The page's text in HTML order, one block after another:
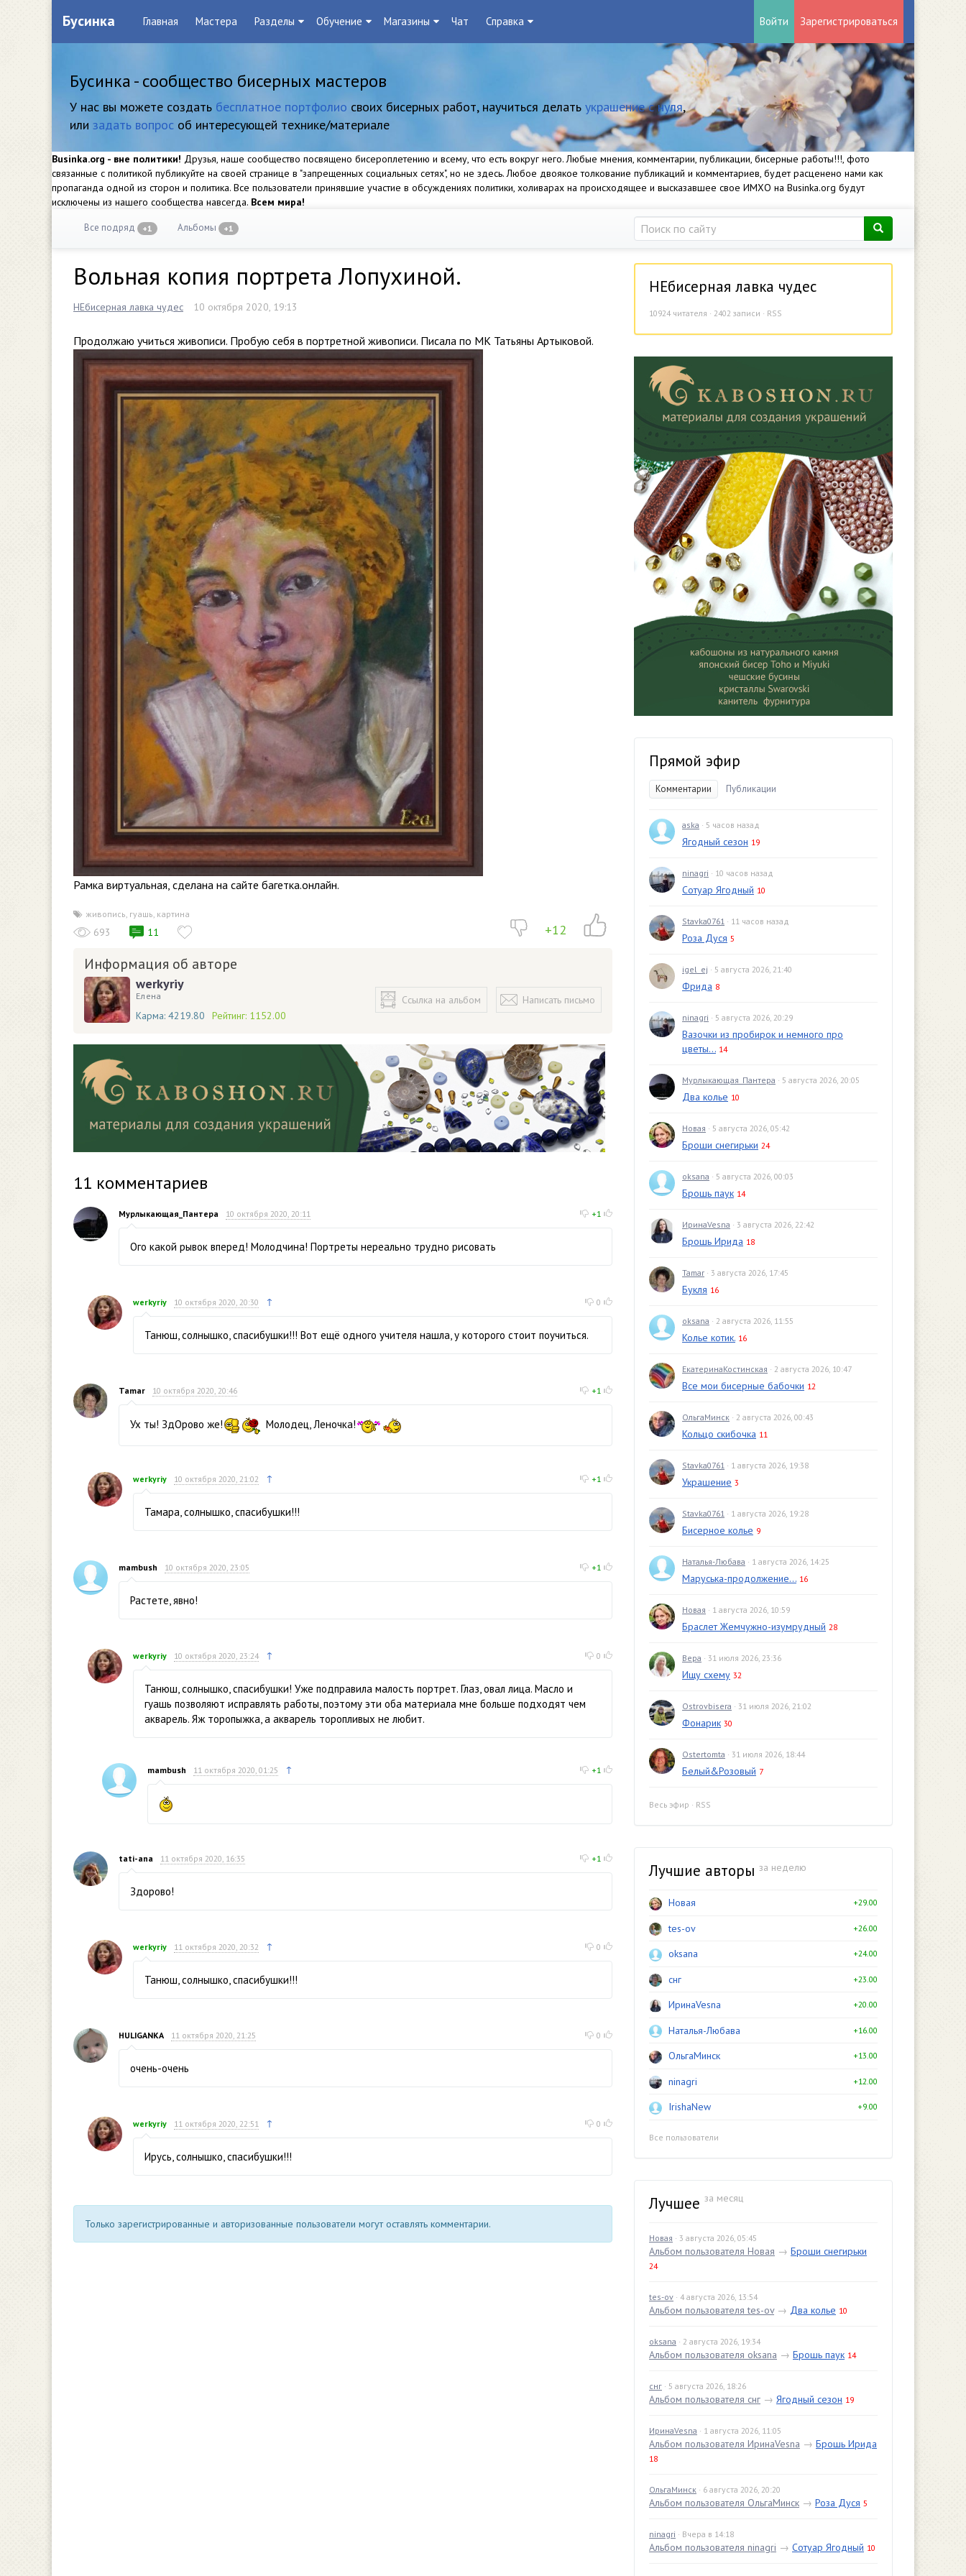
Бусинка Главная Мастера Разделы Обучение Магазины Чат Справка Войти Зарегистрироваться
Бусинка - сообщество бисерных мастеров
У нас вы можете создать бесплатное портфолио своих бисерных работ, научиться делать украшение с нуля,
или задать вопрос об интересующей технике/материале
Businka.org - вне политики! Друзья, наше сообщество посвящено бисероплетению и всему, что есть вокруг него. Любые мнения, комментарии, публикации, бисерные работы!!!, фото
связанные с политикой публикуйте на своей странице в "запрещенных социальных сетях", но не здесь. Любое двоякое толкование публикаций и комментариев, будет расценено нами как
пропаганда одной из сторон и политика. Все пользователи принявшие участие в обсуждениях политики, холиварах на происходящее и высказавшее свое ИМХО на Businka.org будут
исключены из нашего сообщества навсегда. Всем мира!
Все подряд +1 Альбомы +1
Вольная копия портрета Лопухиной.
НЕбисерная лавка чудес 10 октября 2020, 19:13
Продолжаю учиться живописи. Пробую себя в портретной живописи. Писала по МК Татьяны Артыковой.
Рамка виртуальная, сделана на сайте багетка.онлайн.
живопись, гуашь, картина
+12
693 11
Информация об авторе
werkyriy
Елена
Карма: 4219.80 Рейтинг: 1152.00
Ссылка на альбом Написать письмо
11 комментариев
Мурлыкающая_Пантера 10 октября 2020, 20:11 +1
Ого какой рывок вперед! Молодчина! Портреты нереально трудно рисовать
werkyriy 10 октября 2020, 20:30 ↑ 0
Танюш, солнышко, спасибушки!!! Вот ещё одного учителя нашла, у которого стоит поучиться.
Tamar 10 октября 2020, 20:46 +1
Ух ты! ЗдОрово же! Молодец, Леночка!
werkyriy 10 октября 2020, 21:02 ↑ +1
Тамара, солнышко, спасибушки!!!
mambush 10 октября 2020, 23:05 +1
Растете, явно!
werkyriy 10 октября 2020, 23:24 ↑ 0
Танюш, солнышко, спасибушки! Уже подправила малость портрет. Глаз, овал лица. Масло и
гуашь позволяют исправлять работы, поэтому эти оба материала мне больше подходят чем
акварель. Яж торопыжка, а акварель торопливых не любит.
mambush 11 октября 2020, 01:25 ↑ +1
tati-ana 11 октября 2020, 16:35 +1
Здорово!
werkyriy 11 октября 2020, 20:32 ↑ 0
Танюш, солнышко, спасибушки!!!
HULIGANKA 11 октября 2020, 21:25 0
очень-очень
werkyriy 11 октября 2020, 22:51 ↑ 0
Ирусь, солнышко, спасибушки!!!
Только зарегистрированные и авторизованные пользователи могут оставлять комментарии.
НЕбисерная лавка чудес
10924читателя · 2402 записи · RSS
Прямой эфир
Комментарии Публикации
aska · 5 часов назад
Ягодный сезон 19
ninagri · 10 часов назад
Сотуар Ягодный 10
Stavka0761 · 11 часов назад
Роза Дуся 5
igel_ej · 5 августа 2026, 21:40
Фрида 8
ninagri · 5 августа 2026, 20:29
Вазочки из пробирок и немного про
цветы... 14
Мурлыкающая_Пантера · 5 августа 2026, 20:05
Два колье 10
Новая · 5 августа 2026, 05:42
Броши снегирьки 24
oksana · 5 августа 2026, 00:03
Брошь паук 14
ИринаVesna · 3 августа 2026, 22:42
Брошь Ирида 18
Tamar · 3 августа 2026, 17:45
Букля 16
oksana · 2 августа 2026, 11:55
Колье котик. 16
ЕкатеринаКостинская · 2 августа 2026, 10:47
Все мои бисерные бабочки 12
ОльгаМинск · 2 августа 2026, 00:43
Кольцо скибочка 11
Stavka0761 · 1 августа 2026, 19:38
Украшение 3
Stavka0761 · 1 августа 2026, 19:28
Бисерное колье 9
Наталья-Любава · 1 августа 2026, 14:25
Маруська-продолжение... 16
Новая · 1 августа 2026, 10:59
Браслет Жемчужно-изумрудный 28
Вера · 31 июля 2026, 23:36
Ищу схему 32
Ostrovbisera · 31 июля 2026, 21:02
Фонарик 30
Ostertomta · 31 июля 2026, 18:44
Белый&Розовый 7
Весь эфир · RSS
Лучшие авторы за неделю
Новая +29.00
tes-ov +26.00
oksana +24.00
снг +23.00
ИринаVesna +20.00
Наталья-Любава +16.00
ОльгаМинск +13.00
ninagri +12.00
IrishaNew +9.00
Все пользователи
Лучшее за месяц
Новая · 3 августа 2026, 05:45
Альбом пользователя Новая → Броши снегирьки
24
tes-ov · 4 августа 2026, 13:54
Альбом пользователя tes-ov→ Два колье 10
oksana · 2 августа 2026, 19:34
Альбом пользователя oksana → Брошь паук 14
снг · 5 августа 2026, 18:26
Альбом пользователя снг → Ягодный сезон 19
ИринаVesna · 1 августа 2026, 11:05
Альбом пользователя ИринаVesna → Брошь Ирида
18
ОльгаМинск · 6 августа 2026, 20:20
Альбом пользователя ОльгаМинск → Роза Дуся 5
ninagri · Вчера в 14:18
Альбом пользователя ninagri → Сотуар Ягодный 10